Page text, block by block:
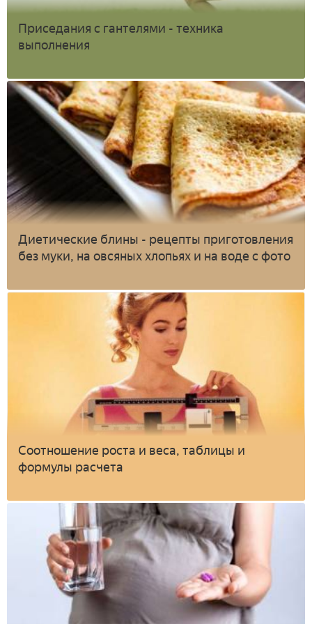
Приседания с гантелями - техника
выполнения
Диетические блины - рецепты приготовления
без муки, на овсяных хлопьях и на воде с фото
Соотношение роста и веса, таблицы и
формулы расчета